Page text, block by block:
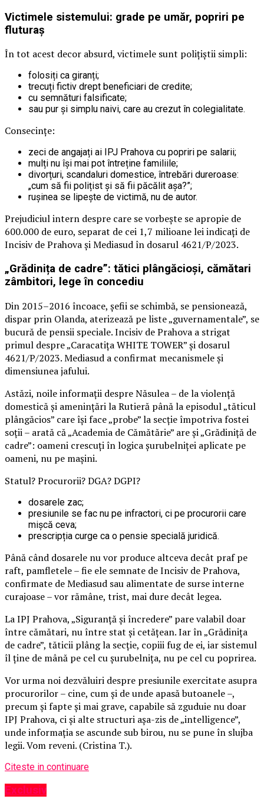
Victimele sistemului: grade pe umăr, popriri pe
fluturaș
În tot acest decor absurd, victimele sunt polițiștii simpli:
folosiți ca giranți;
trecuți fictiv drept beneficiari de credite;
cu semnături falsificate;
sau pur și simplu naivi, care au crezut în colegialitate.
Consecințe:
zeci de angajați ai IPJ Prahova cu popriri pe salarii;
mulți nu își mai pot întreține familiile;
divorțuri, scandaluri domestice, întrebări dureroase:
„cum să fii polițist și să fii păcălit așa?”;
rușinea se lipește de victimă, nu de autor.
Prejudiciul intern despre care se vorbește se apropie de
600.000 de euro, separat de cei 1,7 milioane lei indicați de
Incisiv de Prahova și Mediasud în dosarul 4621/P/2023.
„Grădinița de cadre”: tătici plângăcioși, cămătari
zâmbitori, lege în concediu
Din 2015–2016 încoace, șefii se schimbă, se pensionează,
dispar prin Olanda, aterizează pe liste „guvernamentale”, se
bucură de pensii speciale. Incisiv de Prahova a strigat
primul despre „Caracatița WHITE TOWER” și dosarul
4621/P/2023. Mediasud a confirmat mecanismele și
dimensiunea jafului.
Astăzi, noile informații despre Năsulea – de la violență
domestică și amenințări la Rutieră până la episodul „tăticul
plângăcios” care își face „probe” la secție împotriva fostei
soții – arată că „Academia de Cămătărie” are și „Grădiniță de
cadre”: oameni crescuți în logica șurubelniței aplicate pe
oameni, nu pe mașini.
Statul? Procurorii? DGA? DGPI?
dosarele zac;
presiunile se fac nu pe infractori, ci pe procurorii care
mișcă ceva;
prescripția curge ca o pensie specială juridică.
Până când dosarele nu vor produce altceva decât praf pe
raft, pamfletele – fie ele semnate de Incisiv de Prahova,
confirmate de Mediasud sau alimentate de surse interne
curajoase – vor rămâne, trist, mai dure decât legea.
La IPJ Prahova, „Siguranță și încredere” pare valabil doar
între cămătari, nu între stat și cetățean. Iar în „Grădinița
de cadre”, tăticii plâng la secție, copiii fug de ei, iar sistemul
îl ține de mână pe cel cu șurubelnița, nu pe cel cu poprirea.
Vor urma noi dezvăluiri despre presiunile exercitate asupra
procurorilor – cine, cum și de unde apasă butoanele –,
precum și fapte și mai grave, capabile să zguduie nu doar
IPJ Prahova, ci și alte structuri așa-zis de „intelligence”,
unde informația se ascunde sub birou, nu se pune în slujba
legii. Vom reveni. (Cristina T.).
Citeste in continuare
Exclusiv